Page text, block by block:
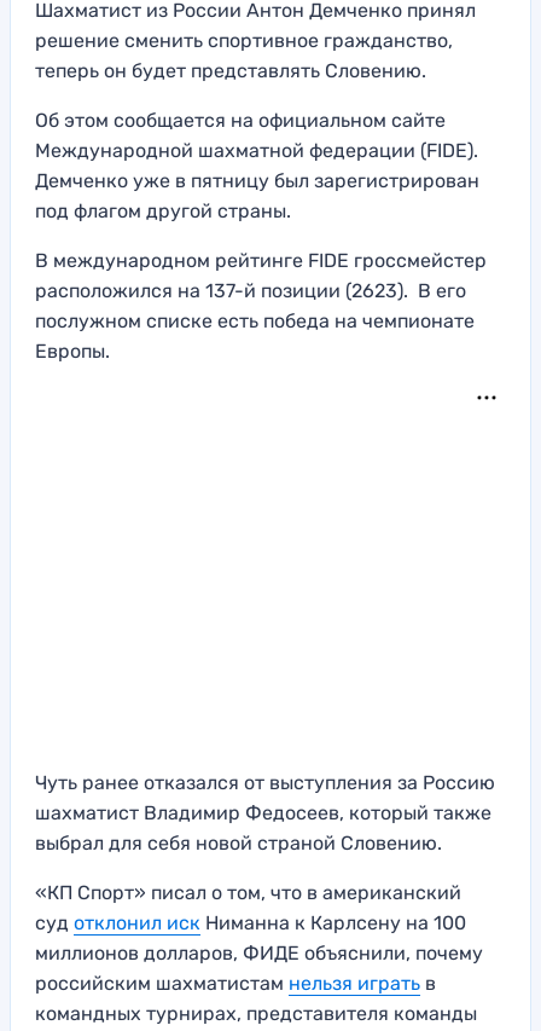
Шахматист из России Антон Демченко принял
решение сменить спортивное гражданство,
теперь он будет представлять Словению.
Об этом сообщается на официальном сайте
Международной шахматной федерации (FIDE).
Демченко уже в пятницу был зарегистрирован
под флагом другой страны.
В международном рейтинге FIDE гроссмейстер
расположился на 137-й позиции (2623). В его
послужном списке есть победа на чемпионате
Европы.
Чуть ранее отказался от выступления за Россию
шахматист Владимир Федосеев, который также
выбрал для себя новой страной Словению.
«КП Спорт» писал о том, что в американский
суд отклонил иск Ниманна к Карлсену на 100
миллионов долларов, ФИДЕ объяснили, почему
российским шахматистам нельзя играть в
командных турнирах, представителя команды